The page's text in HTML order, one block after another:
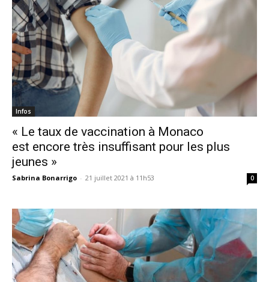
Infos
« Le taux de vaccination à Monaco
est encore très insuffisant pour les plus
jeunes »
Sabrina Bonarrigo - 21 juillet 2021 à 11h53 0